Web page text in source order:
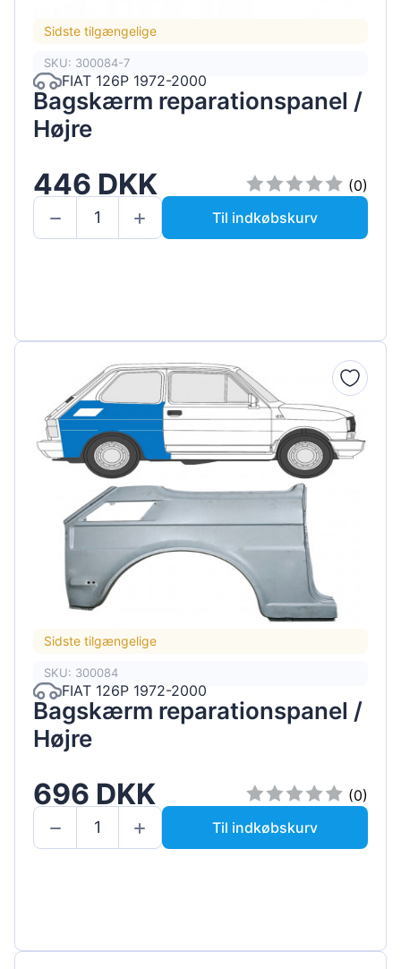
Sidste tilgængelige
SKU: 300084-7
FIAT 126P 1972-2000
Bagskærm reparationspanel /
Højre
446 DKK
(0)
Til indkøbskurv
Sidste tilgængelige
SKU: 300084
FIAT 126P 1972-2000
Bagskærm reparationspanel /
Højre
696 DKK
(0)
Til indkøbskurv